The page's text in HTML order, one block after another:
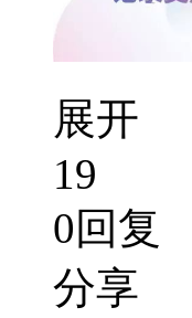
展开
19
0回复
分享